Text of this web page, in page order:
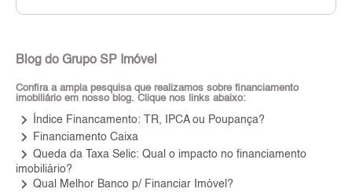
Blog do Grupo SP Imóvel
Confira a ampla pesquisa que realizamos sobre financiamento
imobiliário em nosso blog. Clique nos links abaixo:
keyboard_arrow_right Índice Financamento: TR, IPCA ou Poupança?
keyboard_arrow_right Financiamento Caixa
keyboard_arrow_right Queda da Taxa Selic: Qual o impacto no financiamento
imobiliário?
keyboard_arrow_right Qual Melhor Banco p/ Financiar Imóvel?